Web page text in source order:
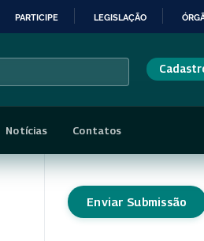
PARTICIPE LEGISLAÇÃO
Notícias Contatos
Enviar Submissão